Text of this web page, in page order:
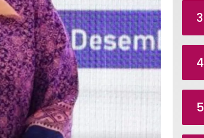
3
4
5